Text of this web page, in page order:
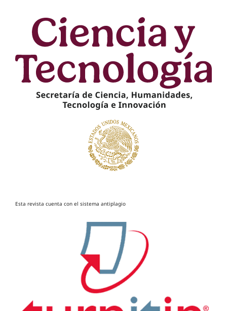
Esta revista cuenta con el sistema antiplagio